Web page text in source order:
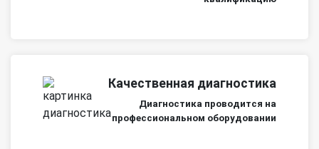
Качественная диагностика
Диагностика проводится на
профессиональном оборудовании